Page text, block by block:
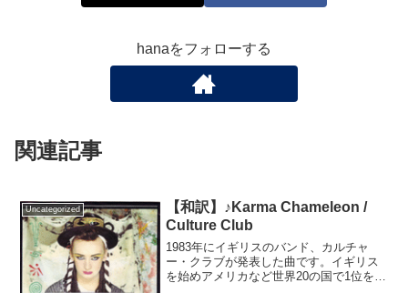
hanaをフォローする
関連記事
Uncategorized
【和訳】♪Karma Chameleon /
Culture Club
1983年にイギリスのバンド、カルチャ
ー・クラブが発表した曲です。イギリス
を始めアメリカなど世界20の国で1位を獲